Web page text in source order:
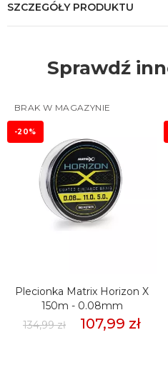
SZCZEGÓŁY PRODUKTU
Sprawdź
BRAK W MAGAZYNIE
-20%
Plecionka Matrix Horizon X
150m - 0.08mm
134,99 zł
107,99 zł